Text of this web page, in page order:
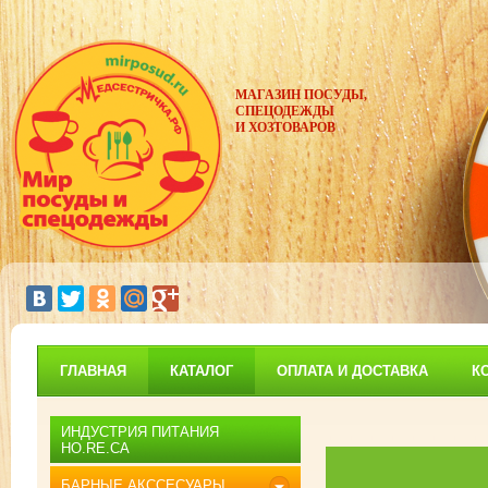
МАГАЗИН ПОСУДЫ,
СПЕЦОДЕЖДЫ
И ХОЗТОВАРОВ
ГЛАВНАЯ КАТАЛОГ ОПЛАТА И ДОСТАВКА
ИНДУСТРИЯ ПИТАНИЯ
HO.RE.CA